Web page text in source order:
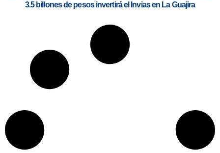
3.5 billones de pesos invertirá el Invias en La Guajira